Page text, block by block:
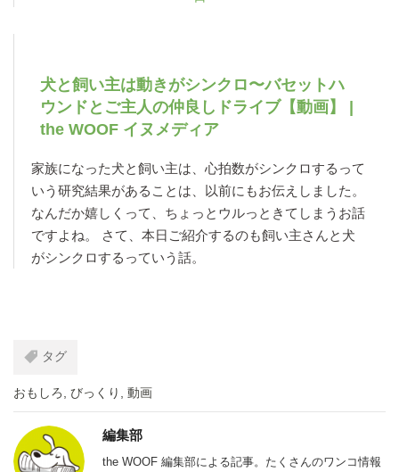
犬と飼い主は動きがシンクロ〜バセットハ
ウンドとご主人の仲良しドライブ【動画】 |
the WOOF イヌメディア
家族になった犬と飼い主は、心拍数がシンクロするって
いう研究結果があることは、以前にもお伝えしました。
なんだか嬉しくって、ちょっとウルっときてしまうお話
ですよね。 さて、本日ご紹介するのも飼い主さんと犬
がシンクロするっていう話。
タグ
おもしろ, びっくり , 動画
編集部
the WOOF 編集部による記事。たくさんのワンコ情報